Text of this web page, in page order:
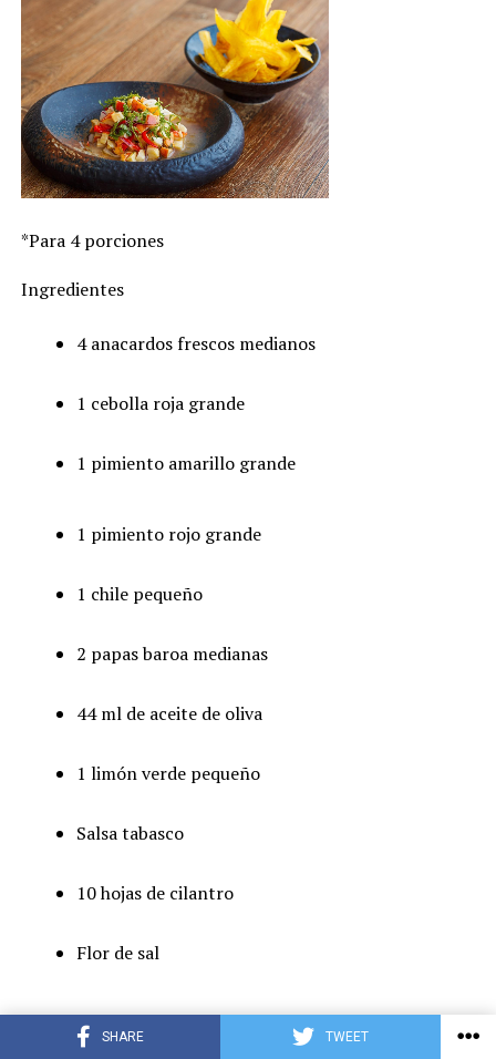
SHARE TWEET
*Para 4 porciones
Ingredientes
4 anacardos frescos medianos
1 cebolla roja grande
1 pimiento amarillo grande
1 pimiento rojo grande
1 chile pequeño
2 papas baroa medianas
44 ml de aceite de oliva
1 limón verde pequeño
Salsa tabasco
10 hojas de cilantro
Flor de sal